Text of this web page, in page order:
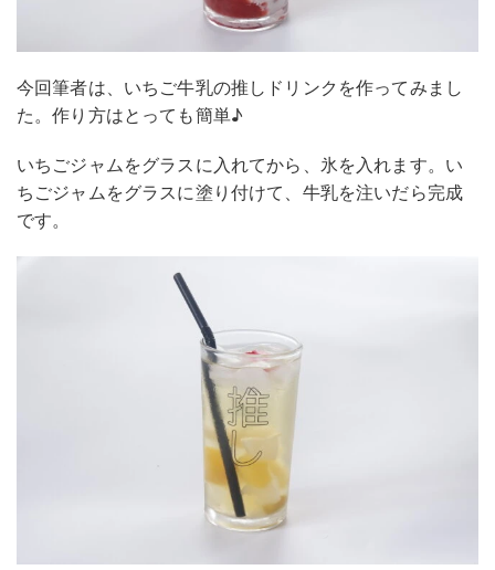
今回筆者は、いちご牛乳の推しドリンクを作ってみまし
た。作り方はとっても簡単♪
いちごジャムをグラスに入れてから、氷を入れます。い
ちごジャムをグラスに塗り付けて、牛乳を注いだら完成
です。